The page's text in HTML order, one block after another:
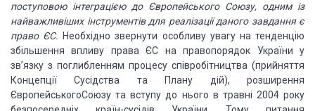
поступовою інтеграцією до Європейського Союзу, одним із
найважливіших інструментів дляреалізації даного завдання є
право ЄС. Необхідно звернути особливу увагу на тенденцію
збільшення впливу права ЄС на правопорядок України у
зв’язку з поглибленням процесу співробітництва (прийняття
Концепції Сусідства та Плану дій), розширення
ЄвропейськогоСоюзу та вступу до нього в травні 2004 року